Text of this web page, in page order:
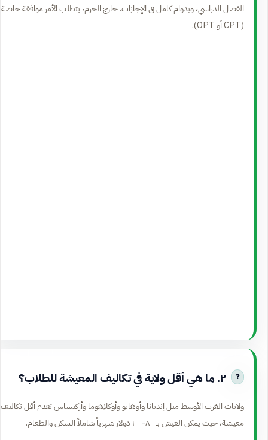
الفصل الدراسي، وبدوام كامل في الإجازات. خارج الحرم، يتطلب الأمر موافقة خاصة
(CPT أو OPT).
٢. ما هي أقل ولاية في تكاليف المعيشة للطلاب؟
ولايات الغرب الأوسط مثل إنديانا وأوهايو وأوكلاهوما وأركنساس تقدم أقل تكاليف
معيشة، حيث يمكن العيش بـ ٨٠٠-١٠٠٠ دولار شهرياً شاملاً السكن والطعام.